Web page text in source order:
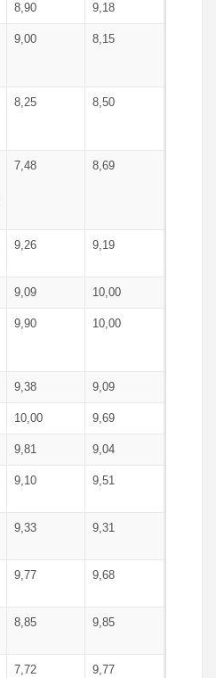
8,90 9,18
9,00 8,15
8,25 8,50
7,48 8,69
9,26 9,19
9,09 10,00
9,90 10,00
9,38 9,09
10,00 9,69
9,81 9,04
9,10 9,51
9,33 9,31
9,77 9,68
8,85 9,85
7,72 9,77